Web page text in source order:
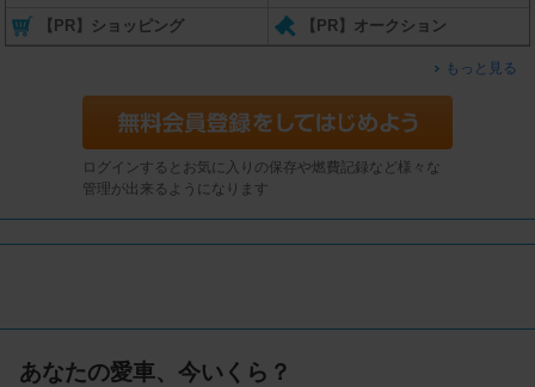
【PR】ショッピング 【PR】オークション
もっと見る
ログインするとお気に入りの保存や燃費記録など様々な
管理が出来るようになります
あなたの愛車、今いくら？